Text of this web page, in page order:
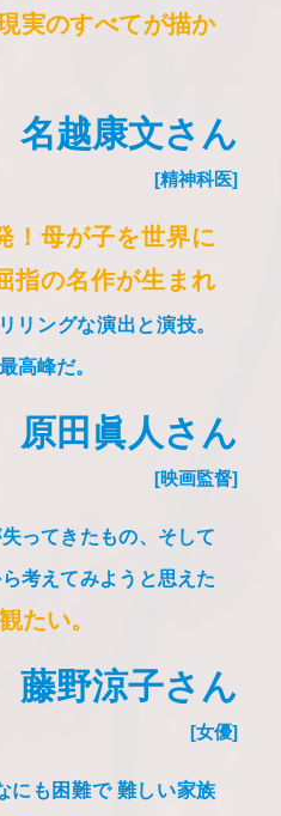
実のすべてが描か
名越康文さん
[精神科医]
！ 母が子を世界に
指の名作が生まれ
リングな演出と演技。
高峰だ。
原田眞人さん
[映画監督]
ってきたもの、そして
ら考えてみようと思えた
たい。
藤野涼子さん
[女優]
にも困難で難しい家族